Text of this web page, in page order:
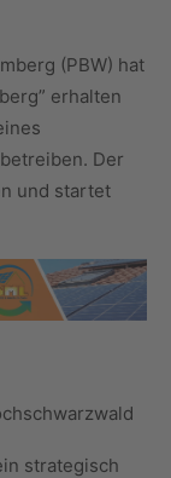
(PBW) hat
erhalten
Der
und startet
strategisch